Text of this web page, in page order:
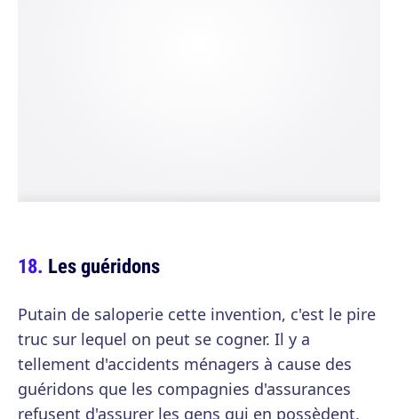
Les guéridons
Putain de saloperie cette invention, c'est le pire
truc sur lequel on peut se cogner. Il y a
tellement d'accidents ménagers à cause des
guéridons que les compagnies d'assurances
refusent d'assurer les gens qui en possèdent.